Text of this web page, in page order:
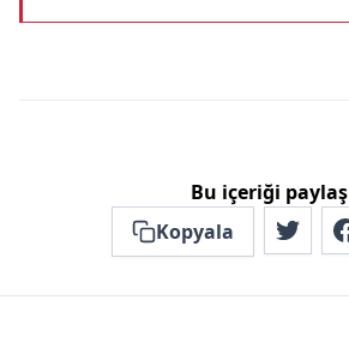
Bu içeriği paylaş
Kopyala